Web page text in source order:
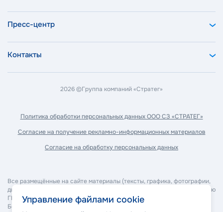
Пресс-центр
Контакты
2026 ©Группа компаний «Стратег»
Политика обработкиперсональных данных ООО СЗ «СТРАТЕГ»
Согласие на получениерекламно-информационных материалов
Согласие на обработку персональных данных
Все размещённые на сайте материалы (тексты, графика, фотографии,
дизайн, программное обеспечение и прочее) являются собственностью
ГК "Стратег" и охраняются в соответствии с законодательством РФ.
Без согласия правообладателя запрещается копирование,
Управление файлами cookie